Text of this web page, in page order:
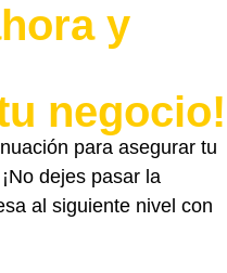
y
negocio!
para asegurar tu
dejes pasar la
al siguiente nivel con